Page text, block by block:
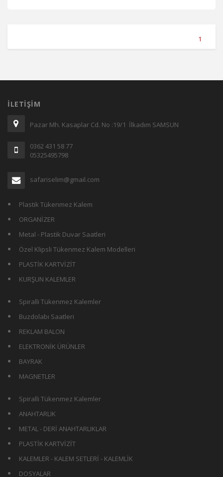
1
İLETIŞIM
Pazar Mh. Kasaplar Cd. No :19/1 İlkadım SAMSUN
0362 431 58 77
05325495798
safariselim@gmail.com
Plastik Tükenmez Kalem
ORGANİZER
Metal - Plastik Duvar Saatleri
Özel Klipsli Tükenmez Kalem Modelleri
PLASTİK KARTVİZİT
KURŞUN KALEMLER
Spiralli Tükenmez Kalemler
Buzdolabı Saatleri
REKLAM BALON
ELEKTRONİK ÜRÜNLER
BAYRAK
MAGNETLER
Spiralli Tükenmez Kalemler
ANAHTARLIK
METAL - DERİ ANAHTARLIKLAR
PLASTİK KARTVİZİT
KALEMLER - KALEM SETLERİ - KALEMLİK
DOSYALAR